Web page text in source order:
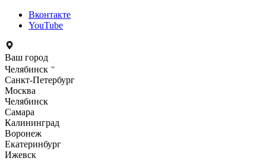
Вконтакте
YouTube
Ваш город
Челябинск
Санкт-Петербург
Москва
Челябинск
Самара
Калининград
Воронеж
Екатеринбург
Ижевск